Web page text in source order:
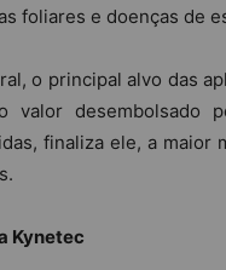
foliares e doenças de
o principal alvo das
valor desembolsado
finaliza ele, a maior
Kynetec